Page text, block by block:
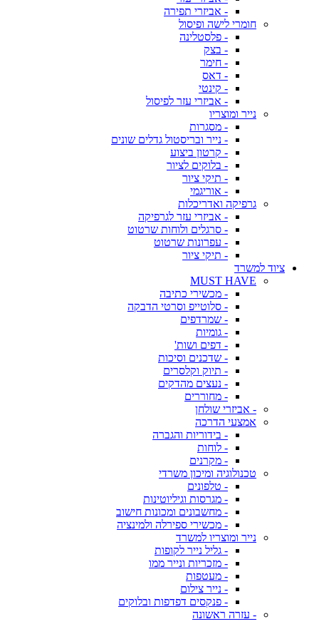
- אביזרי תפירה
חומרי לישה ופיסול
- פלסטלינה
- בצק
- חימר
- דאס
- קינטי
- אביזרי עזר לפיסול
נייר ומוצריו
- מסגרות
- נייר ובריסטול גדלים שונים
- קרטון ביצוע
- בלוקים לציור
- תיקי ציור
- אוריגמי
גרפיקה ואדריכלות
- אביזרי עזר לגרפיקה
- סרגלים ולוחות שרטוט
- עפרונות שרטוט
- תיקי ציור
ציוד למשרד
MUST HAVE
- מכשירי כתיבה
- סלוטייפ וסרטי הדבקה
- שמרדפים
- גומיות
- דפים ושות'
- שדכנים וסיכות
- תיוק וקלסרים
- נעצים מהדקים
- מחוררים
- אביזרי שולחן
אמצעי הדרכה
- בידוריות והגברה
- לוחות
- מקרנים
טכנולוגיה ומיכון משרדי
- טלפונים
- מגרסות וגיליוטינות
- מחשבונים ומכונות חישוב
- מכשירי ספירלה ולמינציה
נייר ומוצריו למשרד
- גליל נייר לקופות
- מזכריות ונייר ממו
- מעטפות
- נייר צילום
- פנקסים דפדפות ובלוקים
- עזרה ראשונה